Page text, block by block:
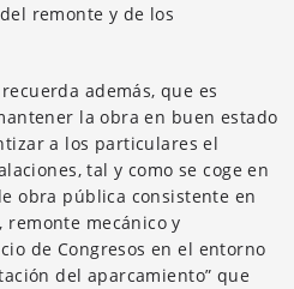
remonte y de los
además, que es
la obra en buen estado
a los particulares el
tal y como se coge en
obra pública consistente en
remonte mecánico y
de Congresos en el entorno
del aparcamiento” que